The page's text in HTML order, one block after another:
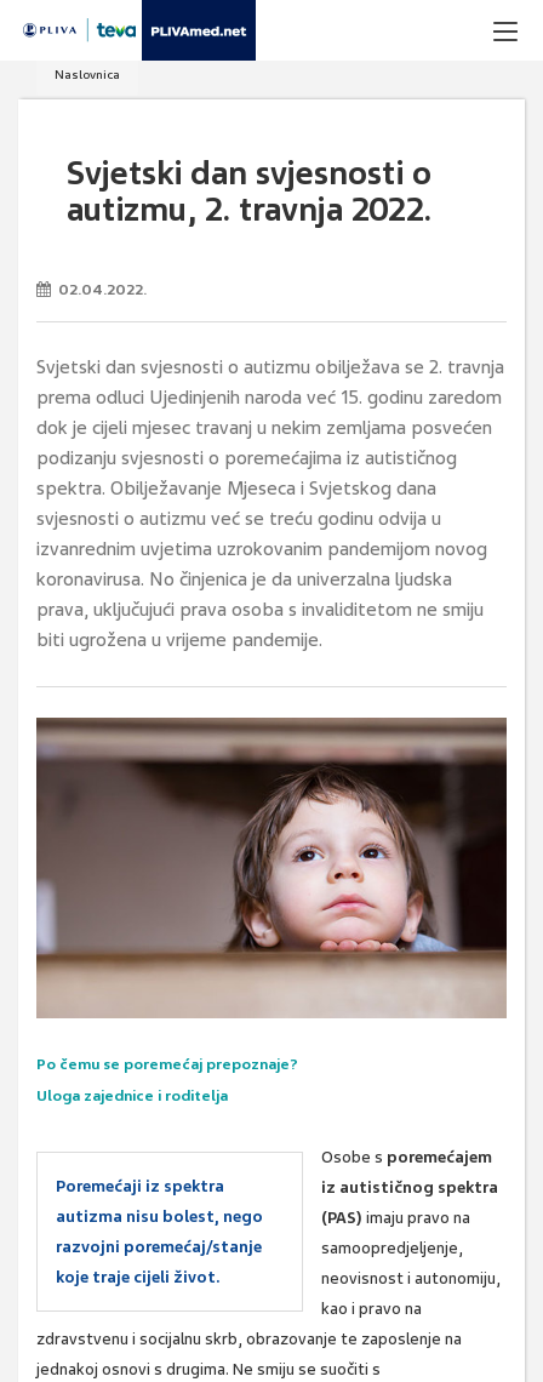
Naslovnica
Svjetski dan svjesnosti o
autizmu, 2. travnja 2022.
02.04.2022.
Svjetski dan svjesnosti o autizmu obilježava se 2. travnja
prema odluci Ujedinjenih naroda već 15. godinu zaredom
dok je cijeli mjesec travanj u nekim zemljama posvećen
podizanju svjesnosti o poremećajima iz autističnog
spektra. Obilježavanje Mjeseca i Svjetskog dana
svjesnosti o autizmu već se treću godinu odvija u
izvanrednim uvjetima uzrokovanim pandemijom novog
koronavirusa. No činjenica je da univerzalna ljudska
prava, uključujući prava osoba s invaliditetom ne smiju
biti ugrožena u vrijeme pandemije.
Po čemu se poremećaj prepoznaje?
Uloga zajednice i roditelja
Poremećaji iz spektra
autizma nisu bolest, nego
razvojni poremećaj/stanje
koje traje cijeli život.
Osobe s poremećajem
iz autističnog spektra
(PAS) imaju pravo na
samoopredjeljenje,
neovisnost i autonomiju,
kao i pravo na
zdravstvenu i socijalnu skrb, obrazovanje te zaposlenje na
jednakoj osnovi s drugima. Ne smiju se suočiti s